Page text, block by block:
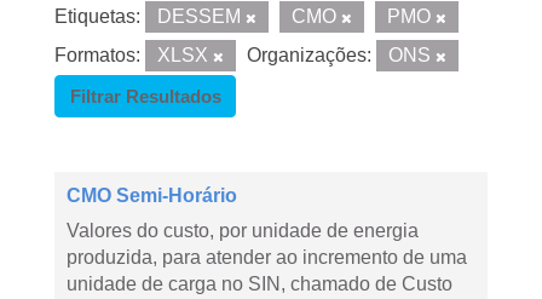
Etiquetas: DESSEM CMO
PMO
Formatos:
XLSX Organizações:
ONS
Filtrar Resultados
CMO Semi-Horário
Valores do custo, por unidade de energia
produzida, para atender ao incremento de uma
unidade de carga no SIN, chamado de Custo